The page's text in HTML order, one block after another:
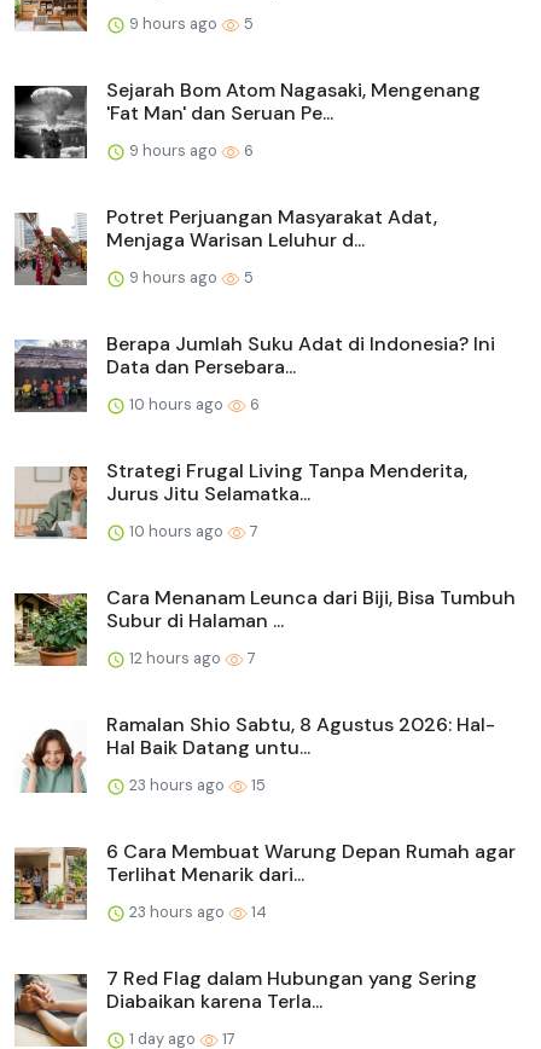
9 hours ago 5
Sejarah Bom Atom Nagasaki, Mengenang
'Fat Man' dan Seruan Pe...
9 hours ago 6
Potret Perjuangan Masyarakat Adat,
Menjaga Warisan Leluhur d...
9 hours ago 5
Berapa Jumlah Suku Adat di Indonesia? Ini
Data dan Persebara...
10 hours ago 6
Strategi Frugal Living Tanpa Menderita,
Jurus Jitu Selamatka...
10 hours ago 7
Cara Menanam Leunca dari Biji, Bisa Tumbuh
Subur di Halaman ...
12 hours ago 7
Ramalan Shio Sabtu, 8 Agustus 2026: Hal-
Hal Baik Datang untu...
23 hours ago 15
6 Cara Membuat Warung Depan Rumah agar
Terlihat Menarik dari...
23 hours ago 14
7 Red Flag dalam Hubungan yang Sering
Diabaikan karena Terla...
1 day ago 17